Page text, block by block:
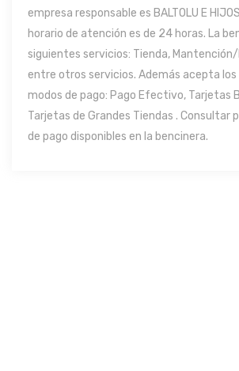
empresa responsable es BALTOLU E HIJOS
horario de atención es de 24 horas. La
siguientes servicios: Tienda,
entre otros servicios. Además acepta
modos de pago: Pago Efectivo, Tarjetas
Tarjetas de Grandes Tiendas . Consultar
de pago disponibles en la bencinera.